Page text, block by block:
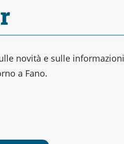
novità e sulle informazioni
a Fano.